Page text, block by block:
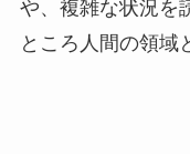
や、複雑な状況を
ところ人間の領域